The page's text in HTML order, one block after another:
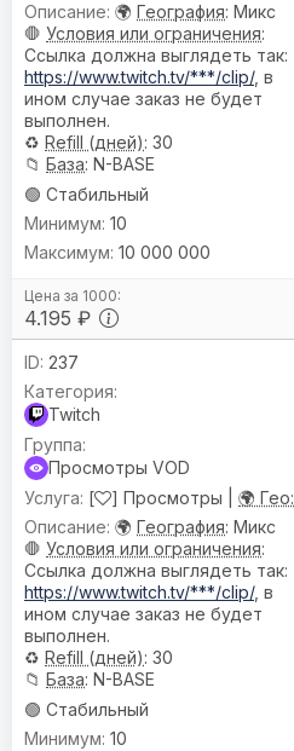
🌍 География: Микс
🛑 Условия или ограничения:
Ссылка должна выглядеть так:
https://www.twitch.tv/***/clip/, в
ином случае заказ не будет
выполнен.
♻️ Refill (дней): 30
📁 База: N-BASE
🟢 Стабильный
4.195 ₽
10
10 000 000
237
Twitch
Просмотры VOD
[
] Просмотры | 🌍 Гео:
🌍 География: Микс
🛑 Условия или ограничения:
Ссылка должна выглядеть так:
https://www.twitch.tv/***/clip/, в
ином случае заказ не будет
выполнен.
♻️ Refill (дней): 30
📁 База: N-BASE
🟢 Стабильный
10